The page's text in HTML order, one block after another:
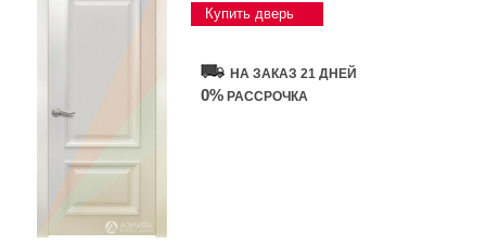
Купить дверь
НА ЗАКАЗ 21 ДНЕЙ
0% РАССРОЧКА